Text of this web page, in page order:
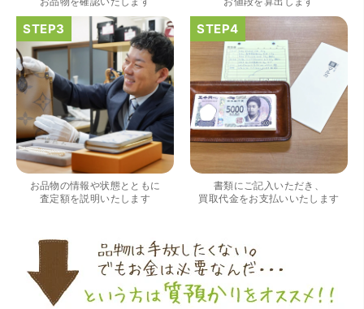
（大阪府大阪市）すごく丁寧に対応して頂きました。 ホー
ムページの皆様の評価がとても良かったので、質屋自体初
めての利用でしたが、対応して頂きました担当の方もすご
く良かったです。 これから質屋をご利用される方は是非オ
ススメです。
お品物の情報や状態とともに
査定額を説明いたします
書類にご記入いただき、
買取代金をお支払いいたします